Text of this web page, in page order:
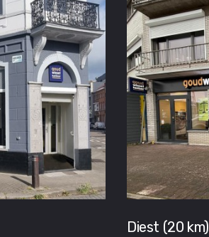
Diest (20 km)